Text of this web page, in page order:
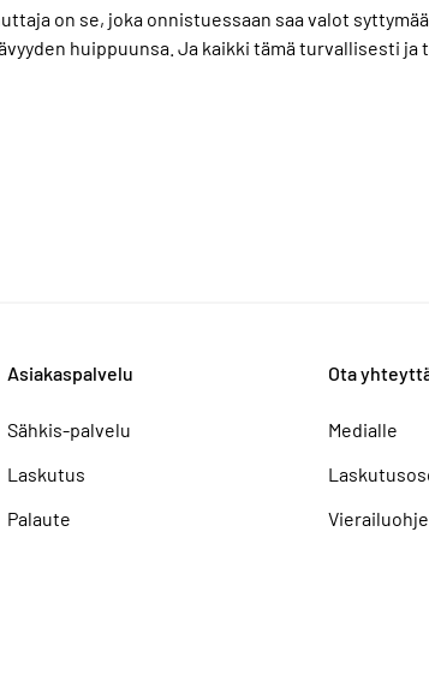
on se, joka onnistuessaan saa valot
huippuunsa. Ja kaikki tämä turvallisesti ja
Asiakaspalvelu
Sähkis-palvelu
Laskutus
Palaute
Ota
Medialle
Vierailuohje